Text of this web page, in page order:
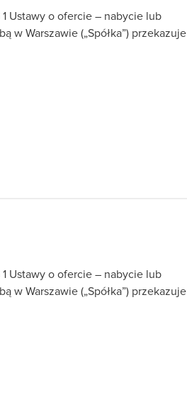
Ustawy o ofercie – nabycie lub
w Warszawie („Spółka”) przekazuje
Ustawy o ofercie – nabycie lub
w Warszawie („Spółka”) przekazuje